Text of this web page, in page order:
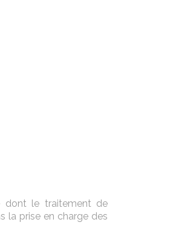
dont le traitement de
la prise en charge des